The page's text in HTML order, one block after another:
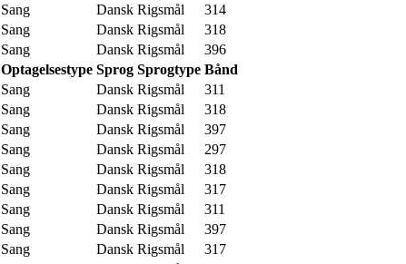
Sang Dansk Rigsmål
314
Sang Dansk Rigsmål
318
Sang Dansk Rigsmål
396
Optagelsestype Sprog Sprogtype Bånd
Sang Dansk Rigsmål
311
Sang Dansk Rigsmål
318
Sang Dansk Rigsmål
397
Sang Dansk Rigsmål
297
Sang Dansk Rigsmål
318
Sang Dansk Rigsmål
317
Sang Dansk Rigsmål
311
Sang Dansk Rigsmål
397
Sang Dansk Rigsmål
317